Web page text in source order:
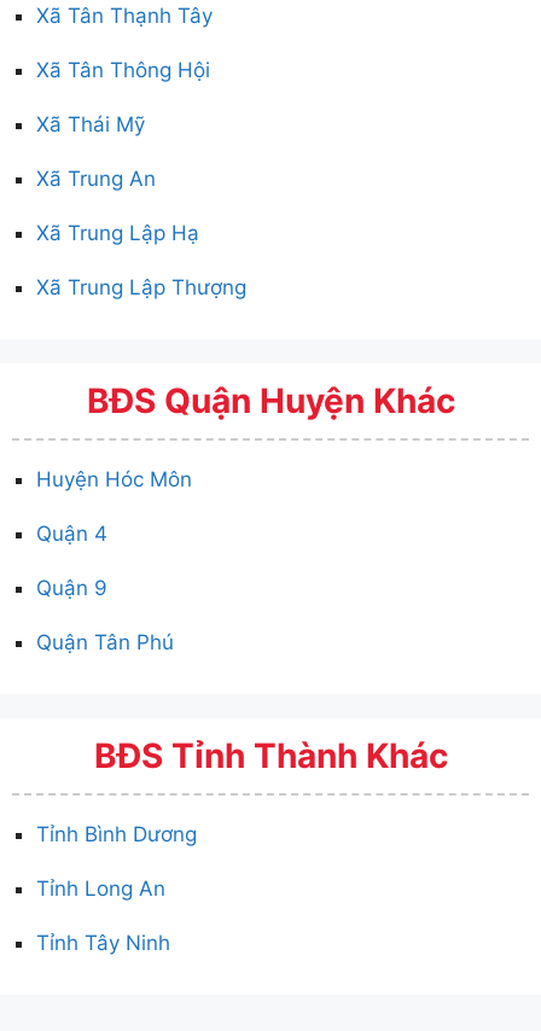
Xã Tân Thạnh Tây
Xã Tân Thông Hội
Xã Thái Mỹ
Xã Trung An
Xã Trung Lập Hạ
Xã Trung Lập Thượng
BĐS Quận Huyện Khác
Huyện Hóc Môn
Quận 4
Quận 9
Quận Tân Phú
BĐS Tỉnh Thành Khác
Tỉnh Bình Dương
Tỉnh Long An
Tỉnh Tây Ninh